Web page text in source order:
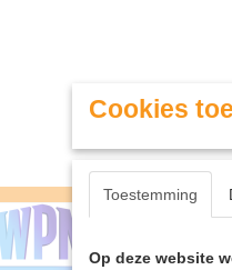
Cookies
Toestemming
Op deze website